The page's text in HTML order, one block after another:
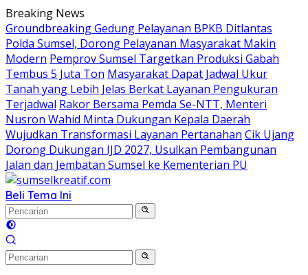
Langsung
ke
konten
Breaking News
Groundbreaking Gedung Pelayanan BPKB Ditlantas
Polda Sumsel, Dorong Pelayanan Masyarakat Makin
Modern Pemprov Sumsel Targetkan Produksi Gabah
Tembus 5 Juta Ton Masyarakat Dapat Jadwal Ukur
Tanah yang Lebih Jelas Berkat Layanan Pengukuran
Terjadwal Rakor Bersama Pemda Se-NTT, Menteri
Nusron Wahid Minta Dukungan Kepala Daerah
Wujudkan Transformasi Layanan Pertanahan Cik Ujang
Dorong Dukungan IJD 2027, Usulkan Pembangunan
Jalan dan Jembatan Sumsel ke Kementerian PU
Beli Tema Ini